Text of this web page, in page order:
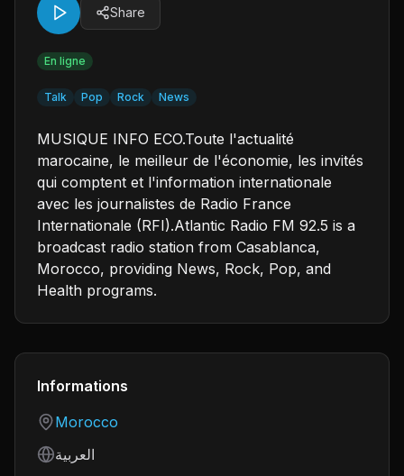
Share
En ligne
Talk Pop Rock News
MUSIQUE INFO ECO.Toute l'actualité
marocaine, le meilleur de l'économie, les invités
qui comptent et l'information internationale
avec les journalistes de Radio France
Internationale (RFI).Atlantic Radio FM 92.5 is a
broadcast radio station from Casablanca,
Morocco, providing News, Rock, Pop, and
Health programs.
Informations
Country
Morocco
Language
العربية